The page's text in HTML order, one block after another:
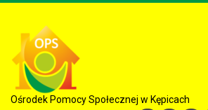
Ośrodek Pomocy Społecznej w Kępicach